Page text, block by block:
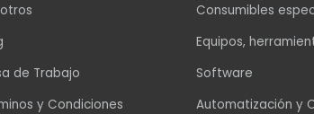
de Trabajo
y Condiciones
Consumibles
Equipos,
Software
Automatización y